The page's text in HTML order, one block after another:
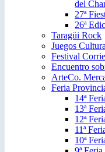
del
27ª
26ª
Taragüi Rock
Juegos
Festival
Encuentro
ArteCo.
Feria
14ª
13ª
12ª
11ª
10ª